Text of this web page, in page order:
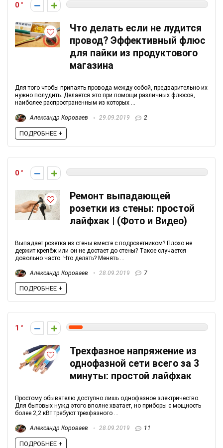
0
Что делать если не лудится
провод? Эффективный флюс
для пайки из продуктового
магазина
Для того чтобы припаять провода между собой, предварительно их
нужно полудить. Делается это при помощи различных флюсов,
наиболее распространенным из которых ...
Александр Короваев 29.09.2019 2
ПОДРОБНЕЕ +
0
Ремонт выпадающей
розетки из стены: простой
лайфхак | (Фото и Видео)
Выпадает розетка из стены вместе с подрозетником? Плохо не
держит крепёж или он не достает до стены? Такое случается
довольно часто. Что делать? Менять ...
Александр Короваев 28.09.2019 7
ПОДРОБНЕЕ +
1
Трехфазное напряжение из
однофазной сети всего за 3
минуты: простой лайфхак
Простому обывателю доступно лишь однофазное электричество.
Для бытовых нужд этого вполне хватает, но приборы с мощность
более 2,2 кВт требуют трехфазного ...
Александр Короваев 28.09.2019 11
ПОДРОБНЕЕ +